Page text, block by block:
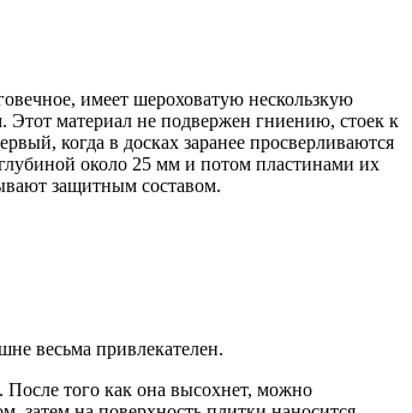
имеет шероховатую нескользкую
Этот материал не подвержен гниению, стоек к
когда в досках заранее просверливаются
около 25 мм и потом пластинами их
защитным составом.
весьма привлекателен.
того как она высохнет, можно